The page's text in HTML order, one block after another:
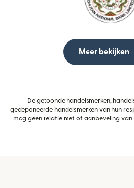
Meer bekijken
De getoonde handelsmerken,
gedeponeerde handelsmerken van hun
mag geen relatie met of aanbeveling